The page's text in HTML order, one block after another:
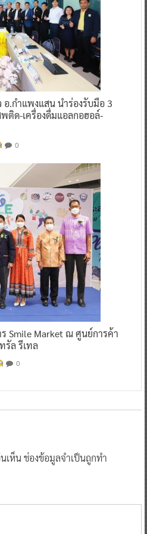
.กำแพงแสน นำร่องรับมือ 3
ติด-เครื่องดื่มแอลกอฮอล์-
0
Smile Market ณ ศูนย์การค้า
รัล รีเทล
0
เห็นช่องข้อมูลจำเป็นถูกทำ